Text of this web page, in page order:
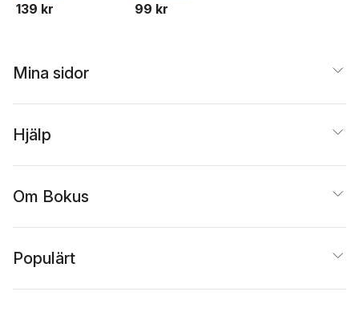
139 kr 99 kr
Mina sidor
Hjälp
Om Bokus
Populärt